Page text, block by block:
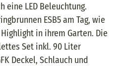
eine LED Beleuchtung.
ESB5 am Tag, wie
in ihrem Garten. Die
Set inkl. 90 Liter
Deckel, Schlauch und